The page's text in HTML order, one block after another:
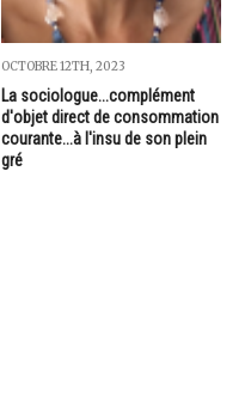
OCTOBRE 12TH, 2023
La sociologue...complément
d'objet direct de consommation
courante...à l'insu de son plein
gré